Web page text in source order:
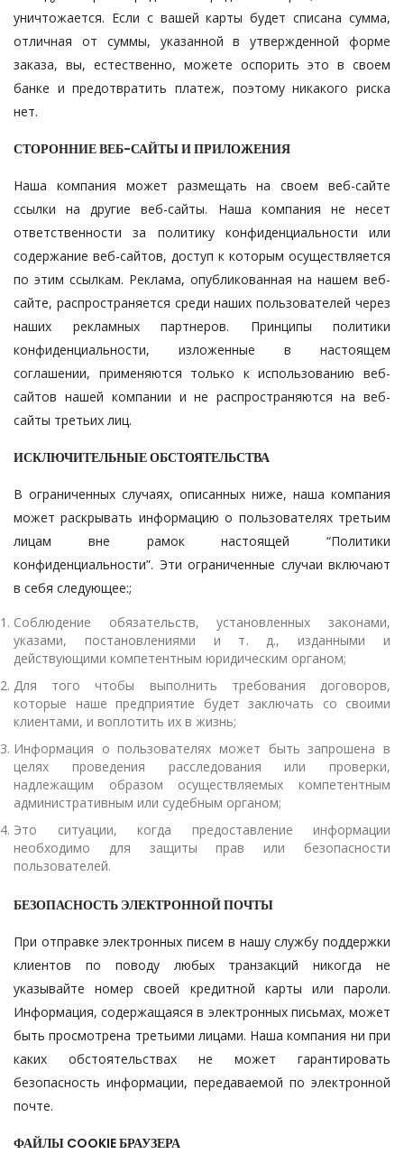
уничтожается. Если с вашей карты будет списана сумма,
отличная от суммы, указанной в утвержденной форме
заказа, вы, естественно, можете оспорить это в своем
банке и предотвратить платеж, поэтому никакого риска
нет.
СТОРОННИЕ ВЕБ-САЙТЫ И ПРИЛОЖЕНИЯ
Наша компания может размещать на своем веб-сайте
ссылки на другие веб-сайты. Наша компания не несет
ответственности за политику конфиденциальности или
содержание веб-сайтов, доступ к которым осуществляется
по этим ссылкам. Реклама, опубликованная на нашем веб-
сайте, распространяется среди наших пользователей через
наших рекламных партнеров. Принципы политики
конфиденциальности, изложенные в настоящем
соглашении, применяются только к использованию веб-
сайтов нашей компании и не распространяются на веб-
сайты третьих лиц.
ИСКЛЮЧИТЕЛЬНЫЕ ОБСТОЯТЕЛЬСТВА
В ограниченных случаях, описанных ниже, наша компания
может раскрывать информацию о пользователях третьим
лицам вне рамок настоящей “Политики
конфиденциальности”. Эти ограниченные случаи включают
в себя следующее:;
Соблюдение обязательств, установленных законами,
указами, постановлениями и т. д., изданными и
действующими компетентным юридическим органом;
Для того чтобы выполнить требования договоров,
которые наше предприятие будет заключать со своими
клиентами, и воплотить их в жизнь;
Информация о пользователях может быть запрошена в
целях проведения расследования или проверки,
надлежащим образом осуществляемых компетентным
административным или судебным органом;
Это ситуации, когда предоставление информации
необходимо для защиты прав или безопасности
пользователей.
БЕЗОПАСНОСТЬ ЭЛЕКТРОННОЙ ПОЧТЫ
При отправке электронных писем в нашу службу поддержки
клиентов по поводу любых транзакций никогда не
указывайте номер своей кредитной карты или пароли.
Информация, содержащаяся в электронных письмах, может
быть просмотрена третьими лицами. Наша компания ни при
каких обстоятельствах не может гарантировать
безопасность информации, передаваемой по электронной
почте.
ФАЙЛЫ COOKIE БРАУЗЕРА